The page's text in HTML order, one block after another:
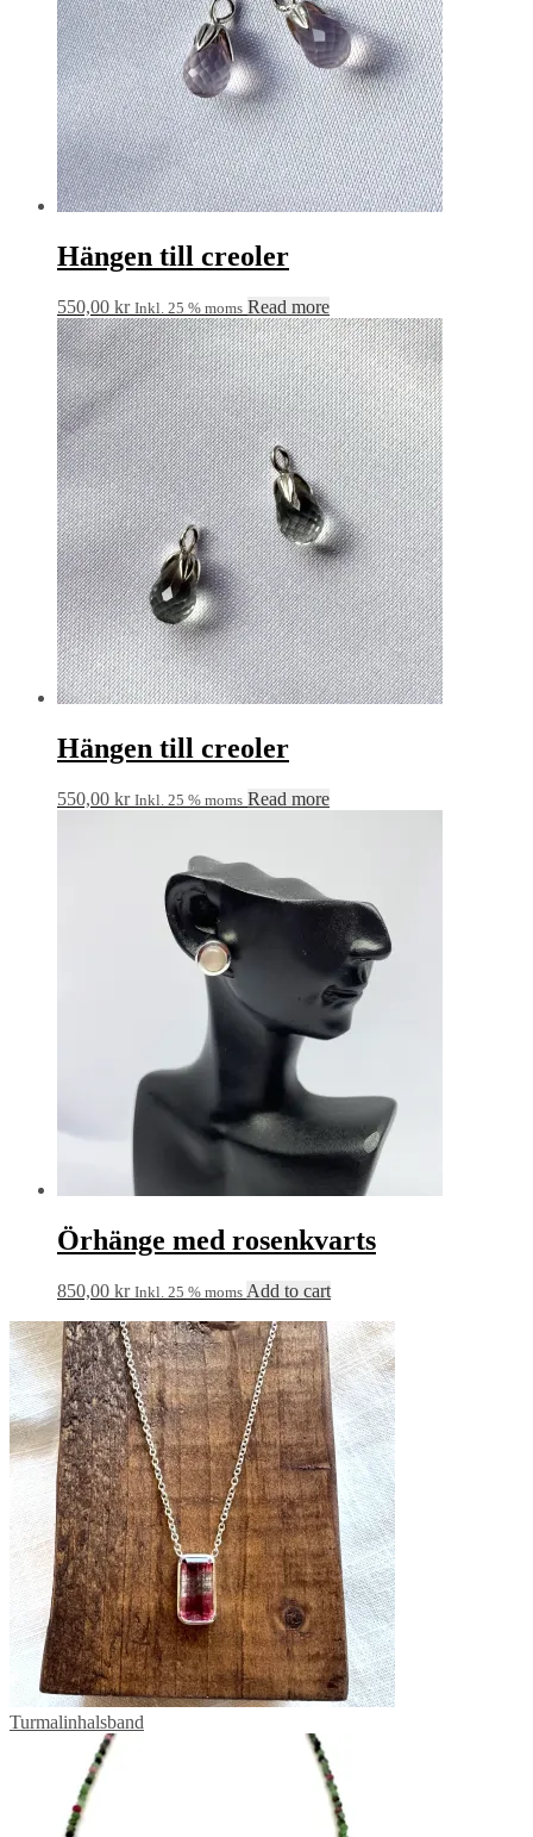
Hängen till creoler
550,00 kr Inkl. 25 % moms Read more
Hängen till creoler
550,00 kr Inkl. 25 % moms Read more
Örhänge med rosenkvarts
850,00 kr Inkl. 25 % moms Add to cart
Turmalinhalsband